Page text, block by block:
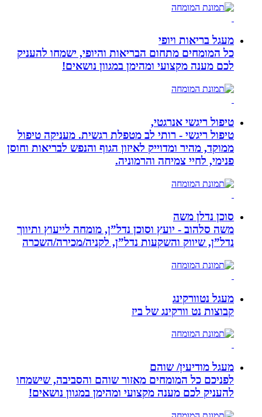
מעגל בריאות ויופי
כל המומחים מתחום הבריאות והיופי, ישמחו להעניק
לכם מענה מקצועי ומהימן במגוון נושאים!
טיפול ריגשי אנרגטי,
טיפול ריגשי - רותי לב מטפלת רגשית. מעניקה טיפול
ממוקד, מהיר ומדוייק לאיזון הגוף והנפש לבריאות וחוסן
פנימי, לחיי צמיחה והרמוניה.
סוכן נדלן משה
משה סלהוב - יועץ וסוכן נדל”ן, מומחה לייעוץ ותיווך
נדל”ן, שיווק והשקעות נדל”ן, לקניה/מכירה/השכרה
מעגל נטוורקינג
קבוצות נט וורקינג של ביז
מעגל מודיעין/ שוהם
לפניכם כל המומחים מאזור שוהם והסביבה, שישמחו
להעניק לכם מענה מקצועי ומהימן במגוון נושאים!